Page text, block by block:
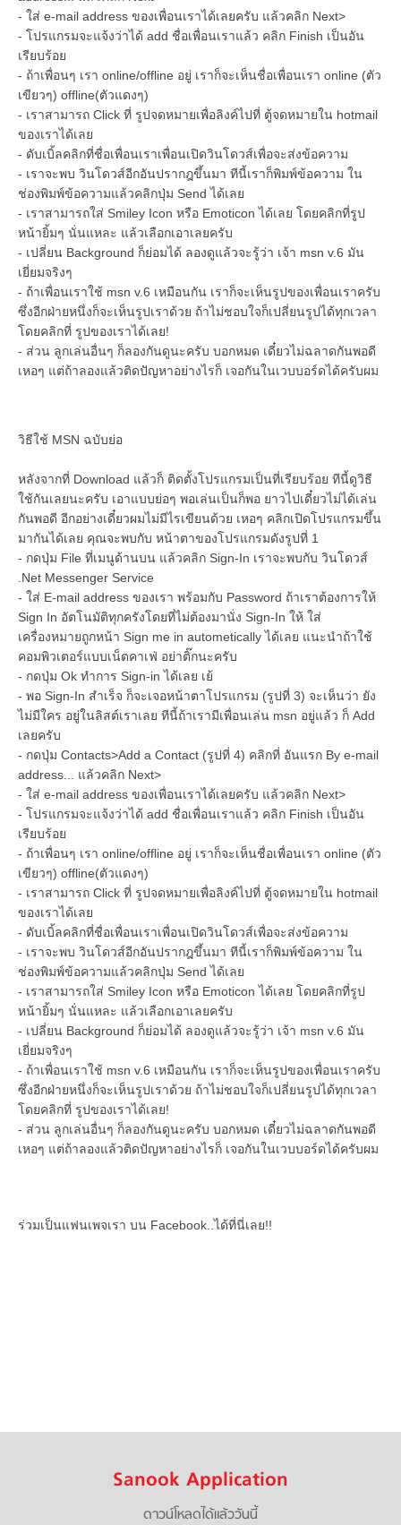
- ใส่ e-mail address ของเพื่อนเราได้เลยครับ แล้วคลิก Next>
- โปรแกรมจะแจ้งว่าได้ add ชื่อเพื่อนเราแล้ว คลิก Finish เป็นอัน
เรียบร้อย
- ถ้าเพื่อนๆ เรา online/offline อยู่ เราก็จะเห็นชื่อเพื่อนเรา online (ตัว
เขียวๆ) offline(ตัวแดงๆ)
- เราสามารถ Click ที่ รูปจดหมายเพื่อลิงค์ไปที่ ตู้จดหมายใน hotmail
ของเราได้เลย
- ดับเบิ้ลคลิกที่ชื่อเพื่อนเราเพื่อนเปิดวินโดวส์เพื่อจะส่งข้อความ
- เราจะพบ วินโดวส์อีกอันปรากฎขึ้นมา ทีนี้เราก็พิมพ์ข้อความ ใน
ช่องพิมพ์ข้อความแล้วคลิกปุ่ม Send ได้เลย
- เราสามารถใส่ Smiley Icon หรือ Emoticon ได้เลย โดยคลิกที่รูป
หน้ายิ้มๆ นั่นแหละ แล้วเลือกเอาเลยครับ
- เปลี่ยน Background ก็ย่อมได้ ลองดูแล้วจะรู้ว่า เจ้า msn v.6 มัน
เยี่ยมจริงๆ
- ถ้าเพื่อนเราใช้ msn v.6 เหมือนกัน เราก็จะเห็นรูปของเพื่อนเราครับ
ซึ่งอีกฝ่ายหนึ่งก็จะเห็นรูปเราด้วย ถ้าไม่ชอบใจก็เปลี่ยนรูปได้ทุกเวลา
โดยคลิกที่ รูปของเราได้เลย!
- ส่วน ลูกเล่นอื่นๆ ก็ลองกันดูนะครับ บอกหมด เดี๋ยวไม่ฉลาดกันพอดี
เหอๆ แต่ถ้าลองแล้วติดปัญหาอย่างไรก็ เจอกันในเวบบอร์ดได้ครับผม
วิธีใช้ MSN ฉบับย่อ
หลังจากที่ Download แล้วก็ ติดตั้งโปรแกรมเป็นที่เรียบร้อย ทีนี้ดูวิธี
ใช้กันเลยนะครับ เอาแบบย่อๆ พอเล่นเป็นก็พอ ยาวไปเดี๋ยวไม่ได้เล่น
กันพอดี อีกอย่างเดี๋ยวผมไม่มีไรเขียนด้วย เหอๆ คลิกเปิดโปรแกรมขึ้น
มากันได้เลย คุณจะพบกับ หน้าตาของโปรแกรมดังรูปที่ 1
- กดปุ่ม File ที่เมนูด้านบน แล้วคลิก Sign-In เราจะพบกับ วินโดวส์
.Net Messenger Service
- ใส่ E-mail address ของเรา พร้อมกับ Password ถ้าเราต้องการให้
Sign In อัตโนมัติทุกครังโดยที่ไม่ต้องมานั่ง Sign-In ให้ ใส่
เครื่องหมายถูกหน้า Sign me in autometically ได้เลย แนะนำถ้าใช้
คอมพิวเตอร์แบบเน็ตคาเฟ่ อย่าติ๊กนะครับ
- กดปุ่ม Ok ทำการ Sign-in ได้เลย เย้
- พอ Sign-In สำเร็จ ก็จะเจอหน้าตาโปรแกรม (รูปที่ 3) จะเห็นว่า ยัง
ไม่มีใคร อยู่ในลิสต์เราเลย ทีนี้ถ้าเรามีเพื่อนเล่น msn อยู่แล้ว ก็ Add
เลยครับ
- กดปุ่ม Contacts>Add a Contact (รูปที่ 4) คลิกที่ อันแรก By e-mail
address... แล้วคลิก Next>
- ใส่ e-mail address ของเพื่อนเราได้เลยครับ แล้วคลิก Next>
- โปรแกรมจะแจ้งว่าได้ add ชื่อเพื่อนเราแล้ว คลิก Finish เป็นอัน
เรียบร้อย
- ถ้าเพื่อนๆ เรา online/offline อยู่ เราก็จะเห็นชื่อเพื่อนเรา online (ตัว
เขียวๆ) offline(ตัวแดงๆ)
- เราสามารถ Click ที่ รูปจดหมายเพื่อลิงค์ไปที่ ตู้จดหมายใน hotmail
ของเราได้เลย
- ดับเบิ้ลคลิกที่ชื่อเพื่อนเราเพื่อนเปิดวินโดวส์เพื่อจะส่งข้อความ
- เราจะพบ วินโดวส์อีกอันปรากฎขึ้นมา ทีนี้เราก็พิมพ์ข้อความ ใน
ช่องพิมพ์ข้อความแล้วคลิกปุ่ม Send ได้เลย
- เราสามารถใส่ Smiley Icon หรือ Emoticon ได้เลย โดยคลิกที่รูป
หน้ายิ้มๆ นั่นแหละ แล้วเลือกเอาเลยครับ
- เปลี่ยน Background ก็ย่อมได้ ลองดูแล้วจะรู้ว่า เจ้า msn v.6 มัน
เยี่ยมจริงๆ
- ถ้าเพื่อนเราใช้ msn v.6 เหมือนกัน เราก็จะเห็นรูปของเพื่อนเราครับ
ซึ่งอีกฝ่ายหนึ่งก็จะเห็นรูปเราด้วย ถ้าไม่ชอบใจก็เปลี่ยนรูปได้ทุกเวลา
โดยคลิกที่ รูปของเราได้เลย!
- ส่วน ลูกเล่นอื่นๆ ก็ลองกันดูนะครับ บอกหมด เดี๋ยวไม่ฉลาดกันพอดี
เหอๆ แต่ถ้าลองแล้วติดปัญหาอย่างไรก็ เจอกันในเวบบอร์ดได้ครับผม
ร่วมเป็นแฟนเพจเรา บน Facebook..ได้ที่นี่เลย!!
Sanook Application
ดาวน์โหลดได้แล้ววันนี้